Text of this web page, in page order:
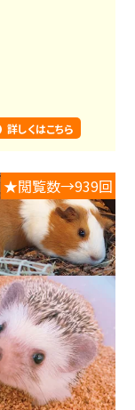
詳しくはこちら
★閲覧数→939回